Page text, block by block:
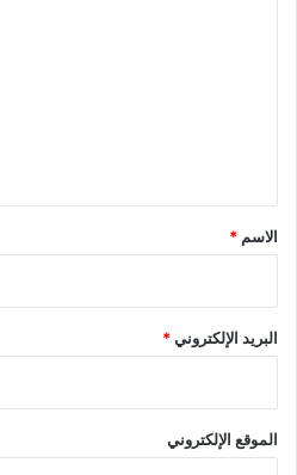
*
الاسم *
البريد الإلكتروني*
الموقع الإلكتروني